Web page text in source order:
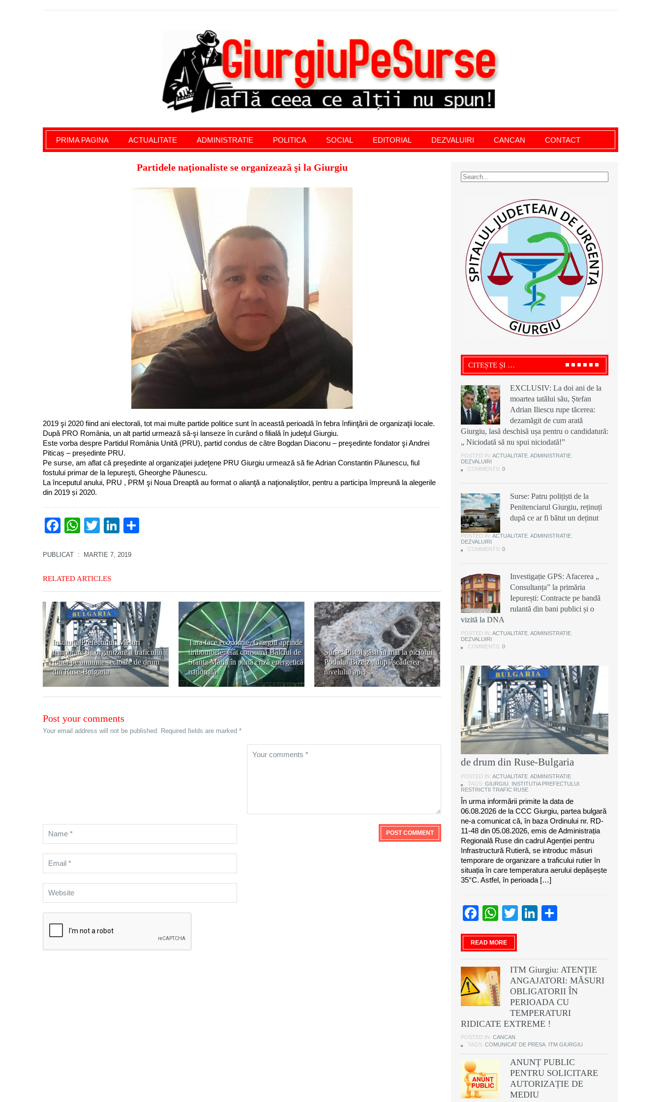
Giurgiu Pe Surse – actualitate giurgiu, administratie giurgiu, stiri politice, social economic, editoriale giurgiu, dezvaluiri, soc, cancan, stiri locale
PRIMA PAGINA ACTUALITATE ADMINISTRATIE POLITICA SOCIAL EDITORIAL DEZVALUIRI CANCAN CONTACT
Partidele naţionaliste se organizează şi la Giurgiu
2019 şi 2020 fiind ani electorali, tot mai multe partide politice sunt în această perioadă în febra înfiinţării de organizaţii locale.
După PRO România, un alt partid urmează să-şi lanseze în curând o filială în judeţul Giurgiu.
Este vorba despre Partidul România Unită (PRU), partid condus de către Bogdan Diaconu – preşedinte fondator şi Andrei
Piticaș – președinte PRU.
Pe surse, am aflat că preşedinte al organizaţiei judeţene PRU Giurgiu urmează să fie Adrian Constantin Păunescu, fiul
fostului primar de la Iepureşti, Gheorghe Păunescu.
La începutul anului, PRU , PRM şi Noua Dreaptă au format o alianţă a naţionaliştilor, pentru a participa împreună la alegerile
din 2019 și 2020.
Facebook
WhatsApp
TwitterLinkedIn
PUBLICAT : MARTIE 7, 2019
RELATED ARTICLES
Instituția Prefectului: Măsuri
temporare de organizare a traficului
rutier pe anumite sectoare de drum
din Ruse-Bulgaria
Țara face economie, Giurgiu aprinde
tiribombele: Cât consumă Bâlciul de
Sfânta Măria în plină criză energetică
națională
Surse: Pistol găsit în mâl la piciorul
Podului Bizetz , după scăderea
nivelului apei
Post your comments
Your email address will not be published. Required fields are marked *
CITEȘTE ȘI …
EXCLUSIV: La doi ani de la
moartea tatălui său, Ștefan
Adrian Iliescu rupe tăcerea:
dezamăgit de cum arată
Giurgiu, lasă deschisă ușa pentru o candidatură:
„ Niciodată să nu spui niciodată!”
POSTED IN: ACTUALITATE ADMINISTRATIE
DEZVALUIRI
COMMENTS: 0
Surse: Patru polițiști de la
Penitenciarul Giurgiu, reținuți
după ce ar fi bătut un deținut
POSTED IN: ACTUALITATE ADMINISTRATIE
DEZVALUIRI
COMMENTS: 0
Investigație GPS: Afacerea „
Consultanța” la primăria
Iepurești: Contracte pe bandă
rulantă din bani publici și o
vizită la DNA
POSTED IN: ACTUALITATE ADMINISTRATIE
DEZVALUIRI
COMMENTS: 0
Instituția Prefectului: Măsuri
temporare de organizare a
traficului rutier pe anumite sectoare
de drum din Ruse-Bulgaria
POSTED IN: ACTUALITATE ADMINISTRATIE
TAGS: GIURGIU INSTITUTIA PREFECTULUI
RESTRICTII TRAFIC RUSE
În urma informării primite la data de
06.08.2026 de la CCC Giurgiu, partea bulgară
ne-a comunicat că, în baza Ordinului nr. RD-
11-48 din 05.08.2026, emis de Administrația
Regională Ruse din cadrul Agenției pentru
Infrastructură Rutieră, se introduc măsuri
temporare de organizare a traficului rutier în
situația în care temperatura aerului depășește
35°C. Astfel, în perioada […]
Facebook
WhatsApp
TwitterLinkedIn
READ MORE
ITM Giurgiu: ATENŢIE
ANGAJATORI: MĂSURI
OBLIGATORII ÎN
PERIOADA CU
TEMPERATURI
RIDICATE EXTREME !
POSTED IN: CANCAN
TAGS: COMUNICAT DE PRESA ITM GIURGIU
ANUNȚ PUBLIC
PENTRU SOLICITARE
AUTORIZAȚIE DE
MEDIU